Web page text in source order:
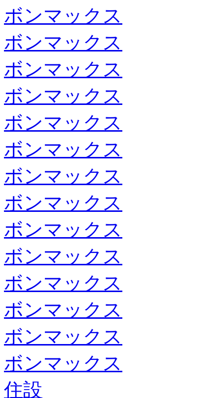
ボンマックス
ボンマックス
ボンマックス
ボンマックス
ボンマックス
ボンマックス
ボンマックス
ボンマックス
ボンマックス
ボンマックス
ボンマックス
ボンマックス
ボンマックス
ボンマックス
住設